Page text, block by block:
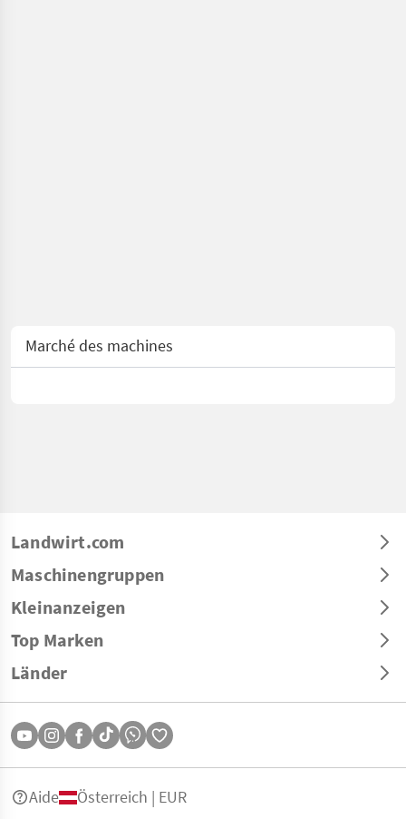
Marché des machines
Landwirt.com
Maschinengruppen
Kleinanzeigen
Top Marken
Länder
Aide Österreich | EUR